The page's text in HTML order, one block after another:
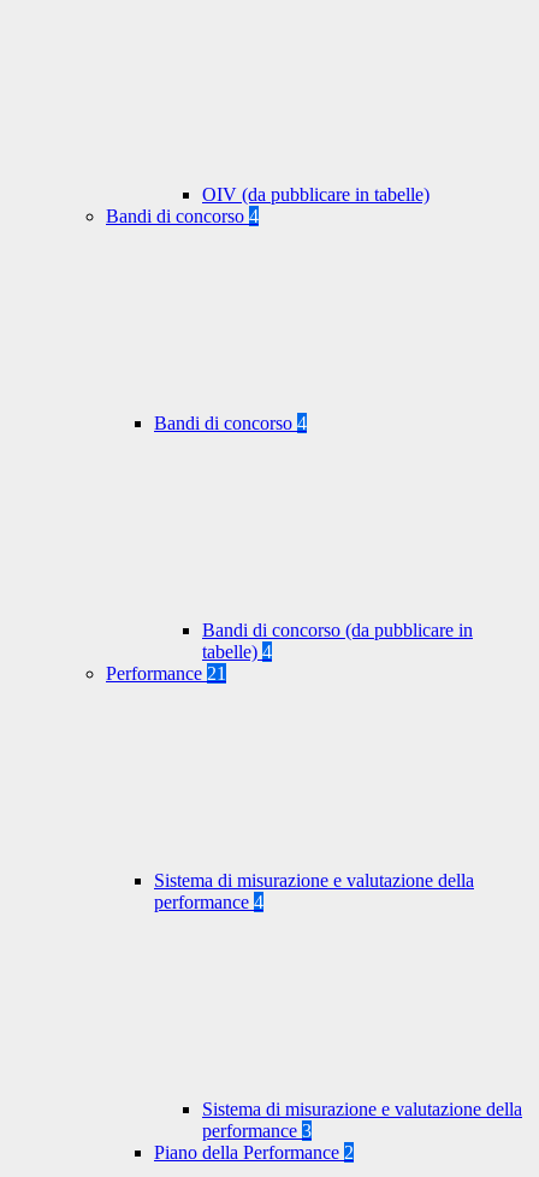
OIV (da pubblicare in tabelle)
Bandi di concorso 4
Bandi di concorso 4
Bandi di concorso (da pubblicare in
tabelle) 4
Performance 21
Sistema di misurazione e valutazione della
performance 4
Sistema di misurazione e valutazione della
performance 3
Piano della Performance 2